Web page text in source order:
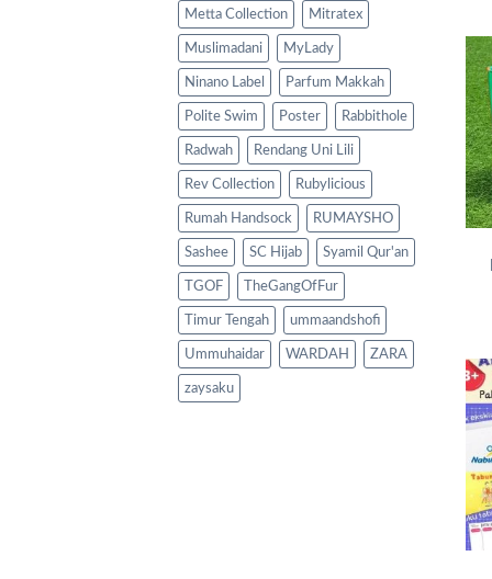
Metta Collection Mitratex
Muslimadani MyLady
Ninano Label Parfum Makkah
Polite Swim Poster Rabbithole
Radwah Rendang Uni Lili
Rev Collection Rubylicious
Rumah Handsock RUMAYSHO
Sashee SC Hijab Syamil Qur'an
TGOF TheGangOfFur
Timur Tengah ummaandshofi
Ummuhaidar WARDAH ZARA
zaysaku